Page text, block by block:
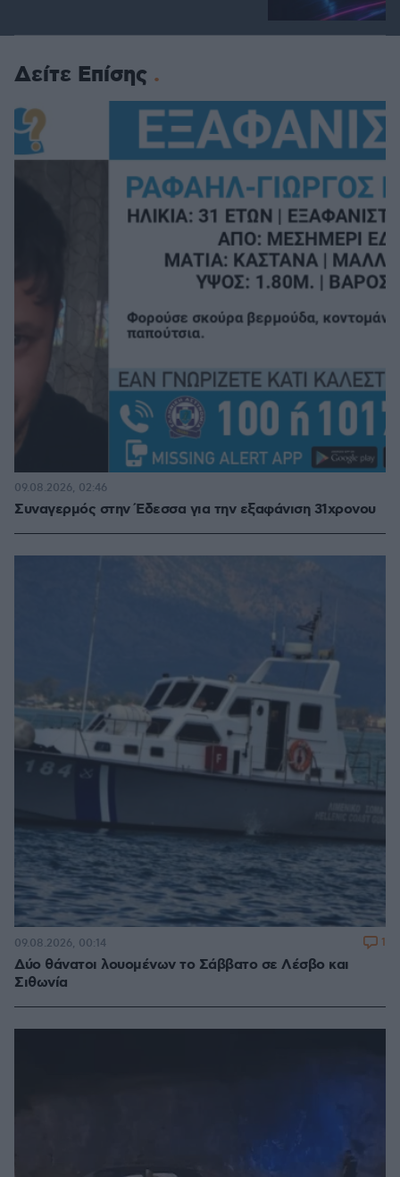
Δείτε Επίσης
Συναγερμός στην Έδεσσα για την εξαφάνιση 31χρονου
09.08.2026, 02:46
Δύο θάνατοι λουομένων το Σάββατο σε Λέσβο και
Σιθωνία
09.08.2026, 00:14 1